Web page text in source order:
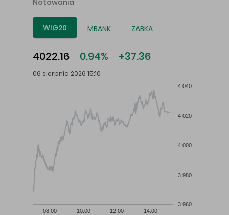
Notowania
WIG20 MBANK ZABKA
4022.16 0.94% +37.36
06 sierpnia 2026 15:10
08:00 10:00 12:00 14:00
3 960
3 980
4 000
4 020
4 040